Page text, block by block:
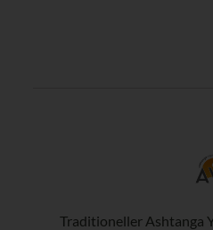
Traditioneller Ashtanga